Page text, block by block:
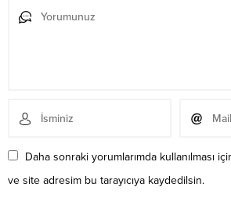
Daha sonraki yorumlarımda kullanılması
ve site adresim bu tarayıcıya kaydedilsin.